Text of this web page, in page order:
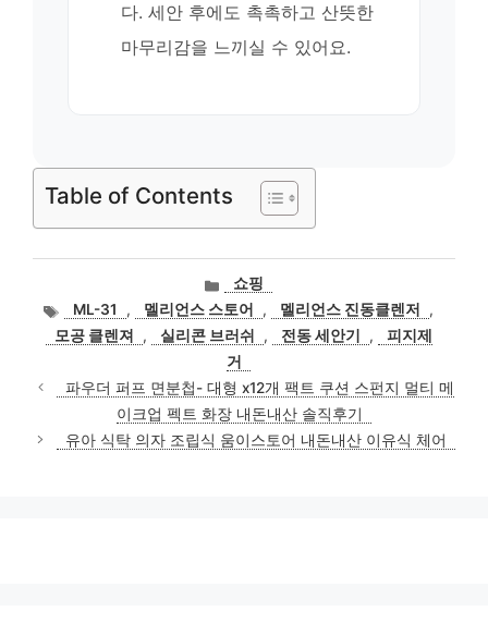
다. 세안 후에도 촉촉하고 산뜻한
마무리감을 느끼실 수 있어요.
Table of Contents
카
테
고
리
쇼핑
태
그
ML-31 , 멜리언스 스토어 , 멜리언스 진동클렌저
,
모공 클렌져
, 실리콘 브러쉬 , 전동 세안기 ,
피지제
거
파우더 퍼프 면분첩- 대형 x12개 팩트 쿠션 스펀지 멀티 메
이크업 펙트 화장 내돈내산 솔직후기
유아 식탁 의자 조립식 움이스토어 내돈내산 이유식 체어